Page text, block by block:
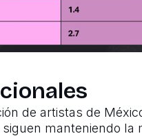
de artistas de
manteniendo la